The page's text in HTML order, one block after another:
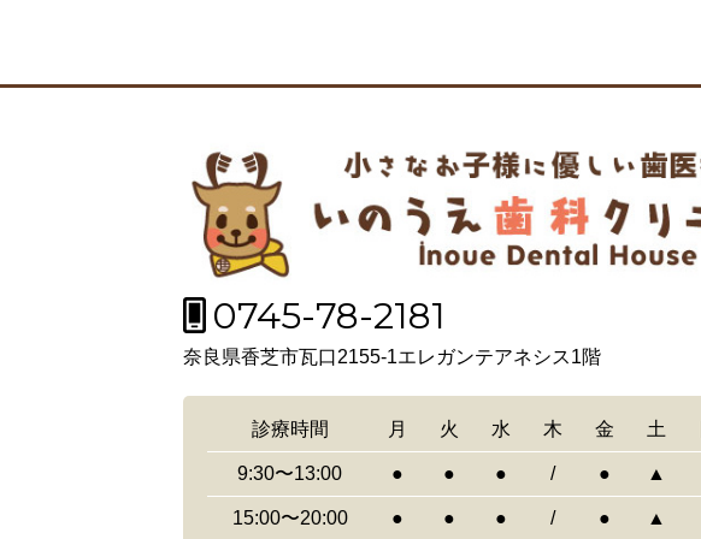
0745-78-2181
奈良県香芝市瓦口2155-1エレガンテアネシス1階
診療時間 月 火 水 木 金 土
9:30〜13:00 ● ● ● / ● ▲
15:00〜20:00 ● ● ● / ● ▲